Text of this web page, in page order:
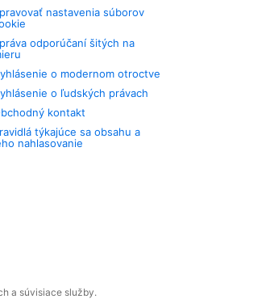
nastavenia súborov
odporúčaní šitých na
o modernom otroctve
o ľudských právach
kontakt
týkajúce sa obsahu a
nahlasovanie
a súvisiace služby.